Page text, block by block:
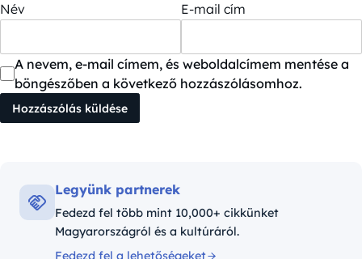
Név
E-mail cím
A nevem, e-mail címem, és weboldalcímem mentése a
böngészőben a következő hozzászólásomhoz.
Legyünk partnerek
Fedezd fel több mint 10,000+ cikkünket
Magyarországról és a kultúráról.
Fedezd fel a lehetőségeket